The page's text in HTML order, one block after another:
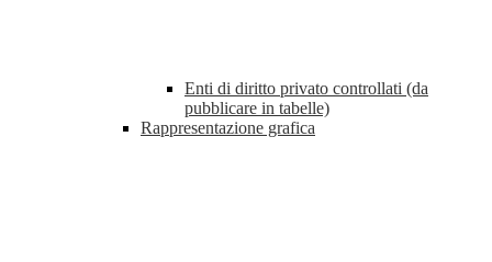
Enti di diritto privato controllati (da
pubblicare in tabelle)
Rappresentazione grafica